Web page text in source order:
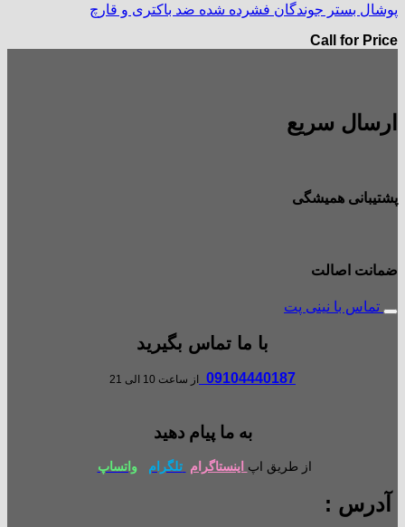
پوشال بستر جوندگان فشرده شده ضد باکتری و قارچ
Call for Price
ارسال سریع
پشتیبانی همیشگی
ضمانت اصالت
تماس با نینی پت
با ما تماس بگیرید
09104440187 از ساعت 10 الی 21
به ما پیام دهید
از طریق اپ اینستاگرام تلگرام واتساپ
آدرس :